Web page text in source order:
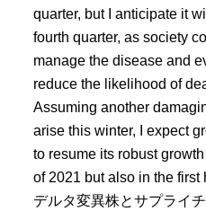
quarter, but I anticipate it
fourth quarter, as society
manage the disease and
reduce the likelihood of
Assuming another
arise this winter, I expect
to resume its robust
of 2021 but also in the first
デルタ変異株とサプライ